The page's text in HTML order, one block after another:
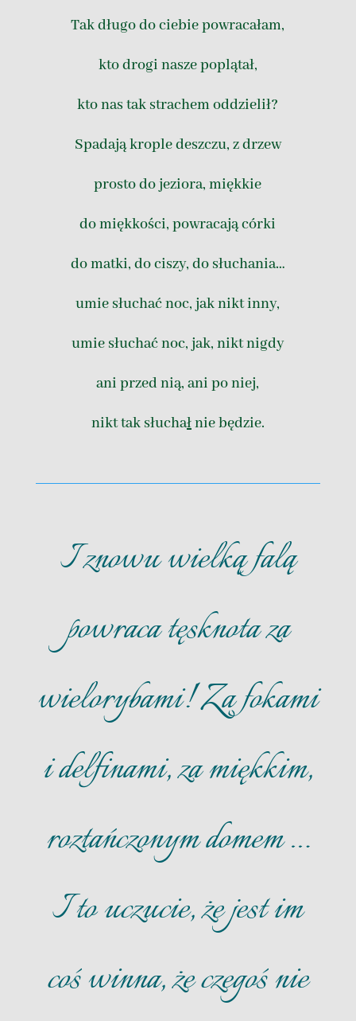
Tak długo do ciebie powracałam,
kto drogi nasze poplątał,
kto nas tak strachem oddzielił?
Spadają krople deszczu, z drzew
prosto do jeziora, miękkie
do miękkości, powracają córki
do matki, do ciszy, do słuchania…
umie słuchać noc, jak nikt inny,
umie słuchać noc, jak, nikt nigdy
ani przed nią, ani po niej,
nikt tak słuchałnie będzie.
I znowu wielką falą
powraca tęsknota za
wielorybami! Za fokami
i delfinami, za miękkim,
roztańczonym domem …
I to uczucie, że jest im
coś winna, że czegoś nie